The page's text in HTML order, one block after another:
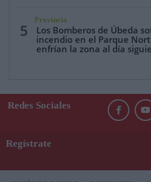
5
Provincia
Los Bomberos de Úbeda
incendio en el Parque
enfrían la zona al día
Redes Sociales
Regístrate